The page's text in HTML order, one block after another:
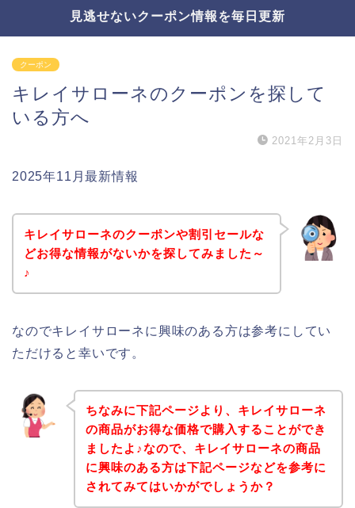
見逃せないクーポン情報を毎日更新
クーポン
キレイサローネのクーポンを探して
いる方へ
2021年2月3日
2025年11月最新情報
キレイサローネのクーポンや割引セールな
どお得な情報がないかを探してみました～
♪
なのでキレイサローネに興味のある方は参考にしてい
ただけると幸いです。
ちなみに下記ページより、キレイサローネ
の商品がお得な価格で購入することができ
ましたよ♪なので、キレイサローネの商品
に興味のある方は下記ページなどを参考に
されてみてはいかがでしょうか？